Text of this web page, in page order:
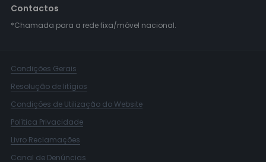
Contactos
*Chamada para a rede fixa/móvel nacional.
Condições Gerais
Resolução de litígios
Condições de Utilização do Website
Política Privacidade
Livro Reclamações
Canal de Denúncias